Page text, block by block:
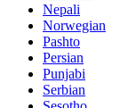
Nepali
Norwegian
Pashto
Persian
Punjabi
Serbian